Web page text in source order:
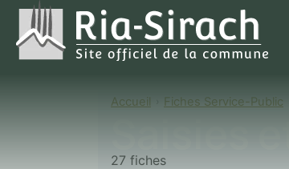
Accueil Fiches Service-Public
Saisies
27 fiches